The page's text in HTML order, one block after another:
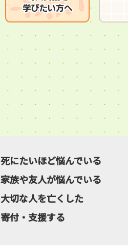
死にたいほど悩んでいる
家族や友人が悩んでいる
大切な人を亡くした
寄付・支援する